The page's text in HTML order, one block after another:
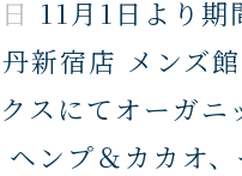
11月1日より期
新宿店 メンズ
スにてオーガニ
ヘンプ＆カカオ